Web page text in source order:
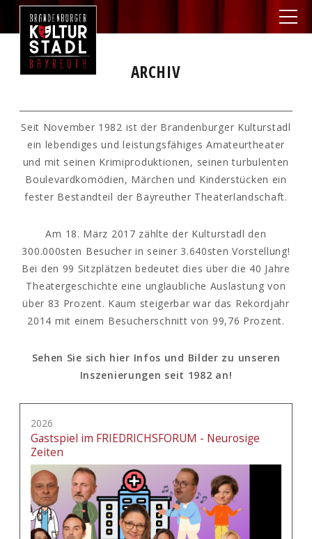
ARCHIV
Seit November 1982 ist der Brandenburger Kulturstadl
ein lebendiges und leistungsfähiges Amateurtheater
und mit seinen Krimiproduktionen, seinen turbulenten
Boulevardkomödien, Märchen und Kinderstücken ein
fester Bestandteil der Bayreuther Theaterlandschaft.
Am 18. März 2017 zählte der Kulturstadl den
300.000sten Besucher in seiner 3.640sten Vorstellung!
Bei den 99 Sitzplätzen bedeutet dies über die 40 Jahre
Theatergeschichte eine unglaubliche Auslastung von
über 83 Prozent. Kaum steigerbar war das Rekordjahr
2014 mit einem Besucherschnitt von 99,76 Prozent.
Sehen Sie sich hier Infos und Bilder zu unseren
Inszenierungen seit 1982 an!
2026
Gastspiel im FRIEDRICHSFORUM - Neurosige
Zeiten